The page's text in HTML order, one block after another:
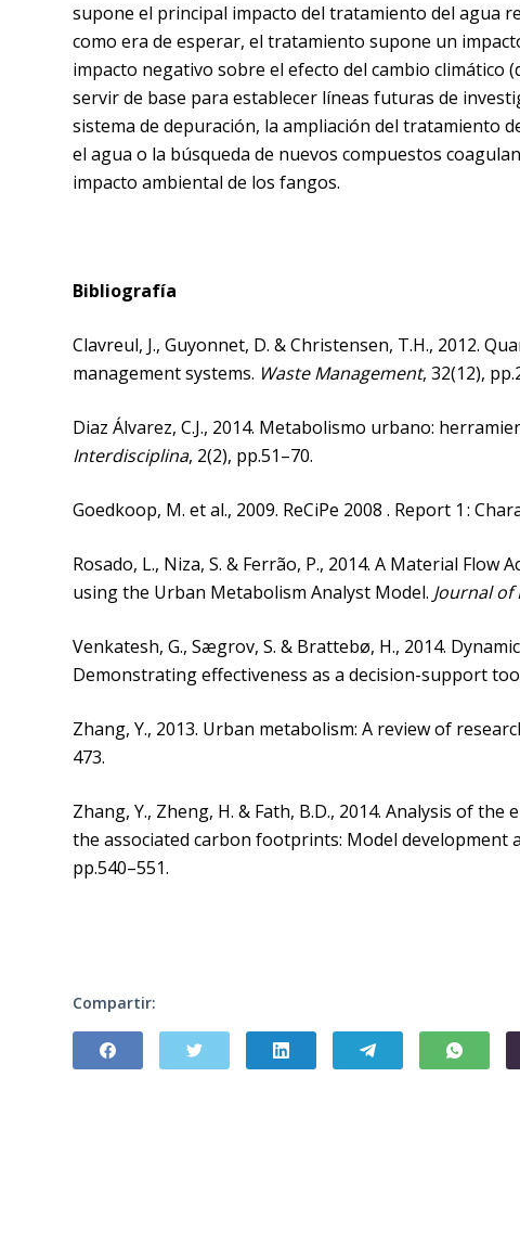
supone el principal impacto del tratamiento del agua
como era de esperar, el tratamiento supone un
impacto negativo sobre el efecto del cambio climático
servir de base para establecer líneas futuras de
sistema de depuración, la ampliación del tratamiento
el agua o la búsqueda de nuevos compuestos
impacto ambiental de los fangos.
Bibliografía
Clavreul, J., Guyonnet, D. & Christensen, T.H., 2012.
management systems. Waste Management, 32(12),
Diaz Álvarez, C.J., 2014. Metabolismo urbano:
Interdisciplina, 2(2), pp.51–70.
Goedkoop, M. et al., 2009. ReCiPe 2008 . Report 1 :
Rosado, L., Niza, S. & Ferrão, P., 2014. A Material
using the Urban Metabolism Analyst Model. Journal of
Venkatesh, G., Sægrov, S. & Brattebø, H., 2014.
Demonstrating effectiveness as a decision-support
Zhang, Y., 2013. Urban metabolism: A review of
473.
Zhang, Y., Zheng, H. & Fath, B.D., 2014. Analysis of
the associated carbon footprints: Model development
pp.540–551.
Compartir: